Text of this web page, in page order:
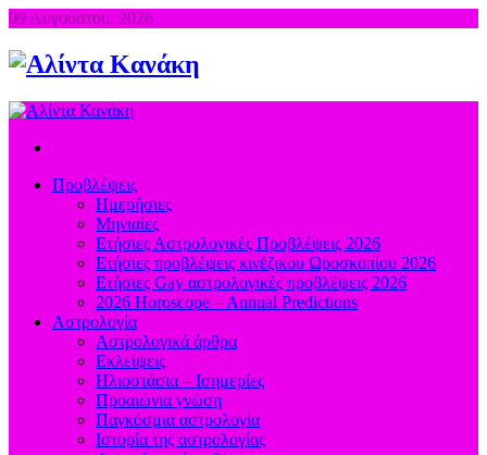
09 Αυγούστου, 2026
Προβλέψεις
Ημερήσιες
Μηνιαίες
Ετήσιες Αστρολογικές Προβλέψεις 2026
Ετήσιες προβλέψεις κινέζικου Ωροσκοπίου 2026
Ετήσιες Gay αστρολογικές προβλέψεις 2026
2026 Horoscope – Annual Predictions
Αστρολογία
Αστρολογικά άρθρα
Εκλείψεις
Ηλιοστάσια – Ισημερίες
Προαιώνια γνώση
Παγκόσμια αστρολογία
Ιστορία της αστρολογίας